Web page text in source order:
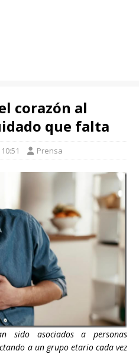
corazón al
que falta
Prensa
sido asociados a personas
a un grupo etario cada vez